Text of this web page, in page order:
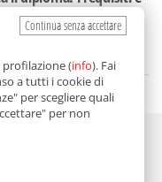
Continua senza accettare
profilazione (info). Fai
a tutti i cookie di
per scegliere quali
per non